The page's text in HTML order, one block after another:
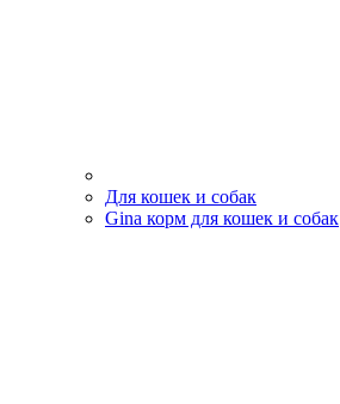
Для кошек и собак
Gina корм для кошек и собак